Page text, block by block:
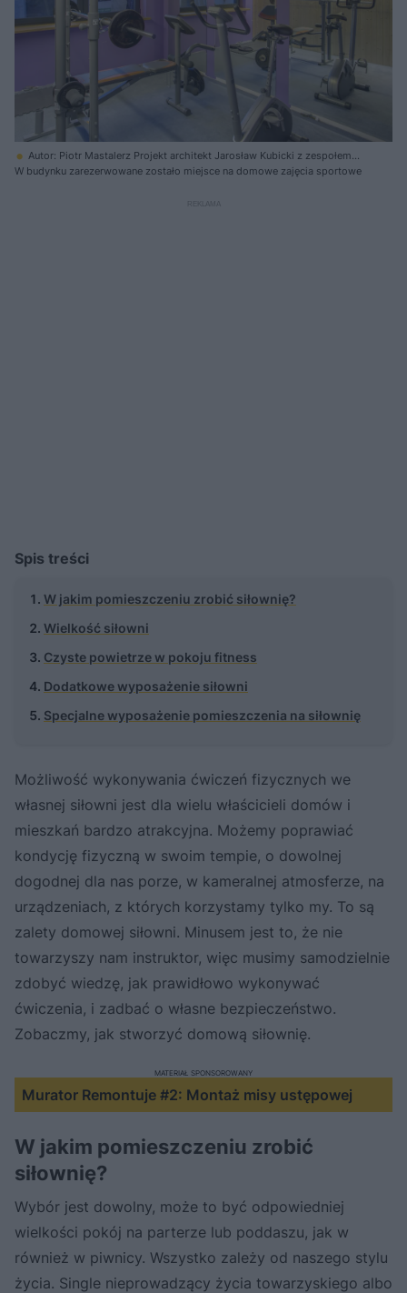
Autor: Piotr Mastalerz Projekt architekt Jarosław Kubicki z zespołem
cube architekci kubicki mizieliński
W budynku zarezerwowane zostało miejsce na domowe zajęcia sportowe
Spis treści
W jakim pomieszczeniu zrobić siłownię?
Wielkość siłowni
Czyste powietrze w pokoju fitness
Dodatkowe wyposażenie siłowni
Specjalne wyposażenie pomieszczenia na siłownię
Możliwość wykonywania ćwiczeń fizycznych we
własnej siłowni jest dla wielu właścicieli domów i
mieszkań bardzo atrakcyjna. Możemy poprawiać
kondycję fizyczną w swoim tempie, o dowolnej
dogodnej dla nas porze, w kameralnej atmosferze, na
urządzeniach, z których korzystamy tylko my. To są
zalety domowej siłowni. Minusem jest to, że nie
towarzyszy nam instruktor, więc musimy samodzielnie
zdobyć wiedzę, jak prawidłowo wykonywać
ćwiczenia, i zadbać o własne bezpieczeństwo.
Zobaczmy, jak stworzyć domową siłownię.
Murator Remontuje #2: Montaż misy ustępowej
MATERIAŁ SPONSOROWANY
W jakim pomieszczeniu zrobić
siłownię?
Wybór jest dowolny, może to być odpowiedniej
wielkości pokój na parterze lub poddaszu, jak w
również w piwnicy. Wszystko zależy od naszego stylu
życia. Single nieprowadzący życia towarzyskiego albo